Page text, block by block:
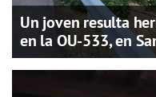
Un joven resulta
en la OU-533, en